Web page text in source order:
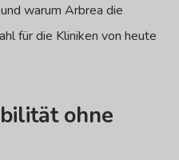
warum Arbrea die
für die Kliniken von heute
ohne